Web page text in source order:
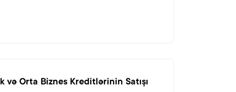
və Orta Biznes Kreditlərinin Satışı